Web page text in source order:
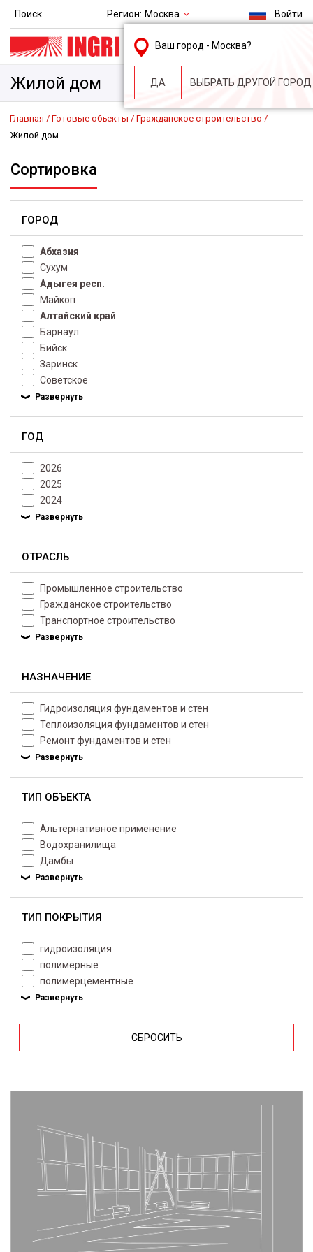
Поиск Регион: Москва
Ваш город - Москва?
ДА ВЫБРАТЬ ДРУГОЙ ГОРОД
Войти
msk@ingri.ru
пн. – пт.: 9.00-18.00
Жилой дом
Главная Готовые объекты
Гражданское строительство
Жилой дом
Сортировка
ГОРОД
Абхазия
Сухум
Адыгея респ.
Майкоп
Алтайский край
Барнаул
Бийск
Заринск
Советское
ГОД
2026
2025
2024
ОТРАСЛЬ
Промышленное строительство
Гражданское строительство
Транспортное строительство
НАЗНАЧЕНИЕ
Гидроизоляция фундаментов и стен
Теплоизоляция фундаментов и стен
Ремонт фундаментов и стен
ТИП ОБЪЕКТА
Альтернативное применение
Водохранилища
Дамбы
ТИП ПОКРЫТИЯ
гидроизоляция
полимерные
полимерцементные
СБРОСИТЬ